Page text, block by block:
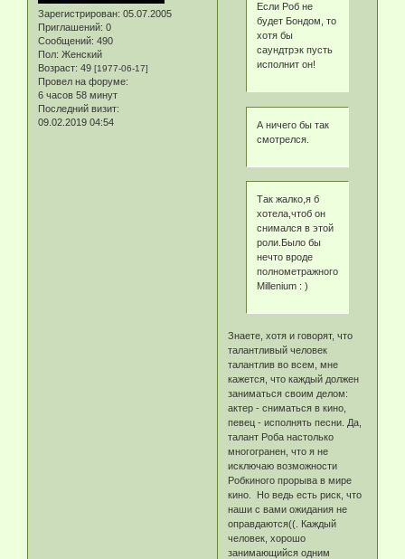
Зарегистрирован: 05.07.2005
Приглашений: 0
Сообщений: 490
Пол: Женский
Возраст: 49 [1977-06-17]
Провел на форуме:
6 часов 58 минут
Последний визит:
09.02.2019 04:54
Если Роб не
будет Бондом, то
хотя бы
саундтрэк пусть
исполнит он!
А ничего бы так
смотрелся.
Так жалко,я б
хотела,чтоб он
снимался в этой
роли.Было бы
нечто вроде
полнометражного
Millenium : )
Знаете, хотя и говорят, что
талантливый человек
талантлив во всем, мне
кажется, что каждый должен
заниматься своим делом:
актер - сниматься в кино,
певец - исполнять песни. Да,
талант Роба настолько
многогранен, что я не
исключаю возможности
Робкиного прорыва в мире
кино. Но ведь есть риск, что
наши с вами ожидания не
оправдаются((. Каждый
человек, хорошо
занимающийся одним